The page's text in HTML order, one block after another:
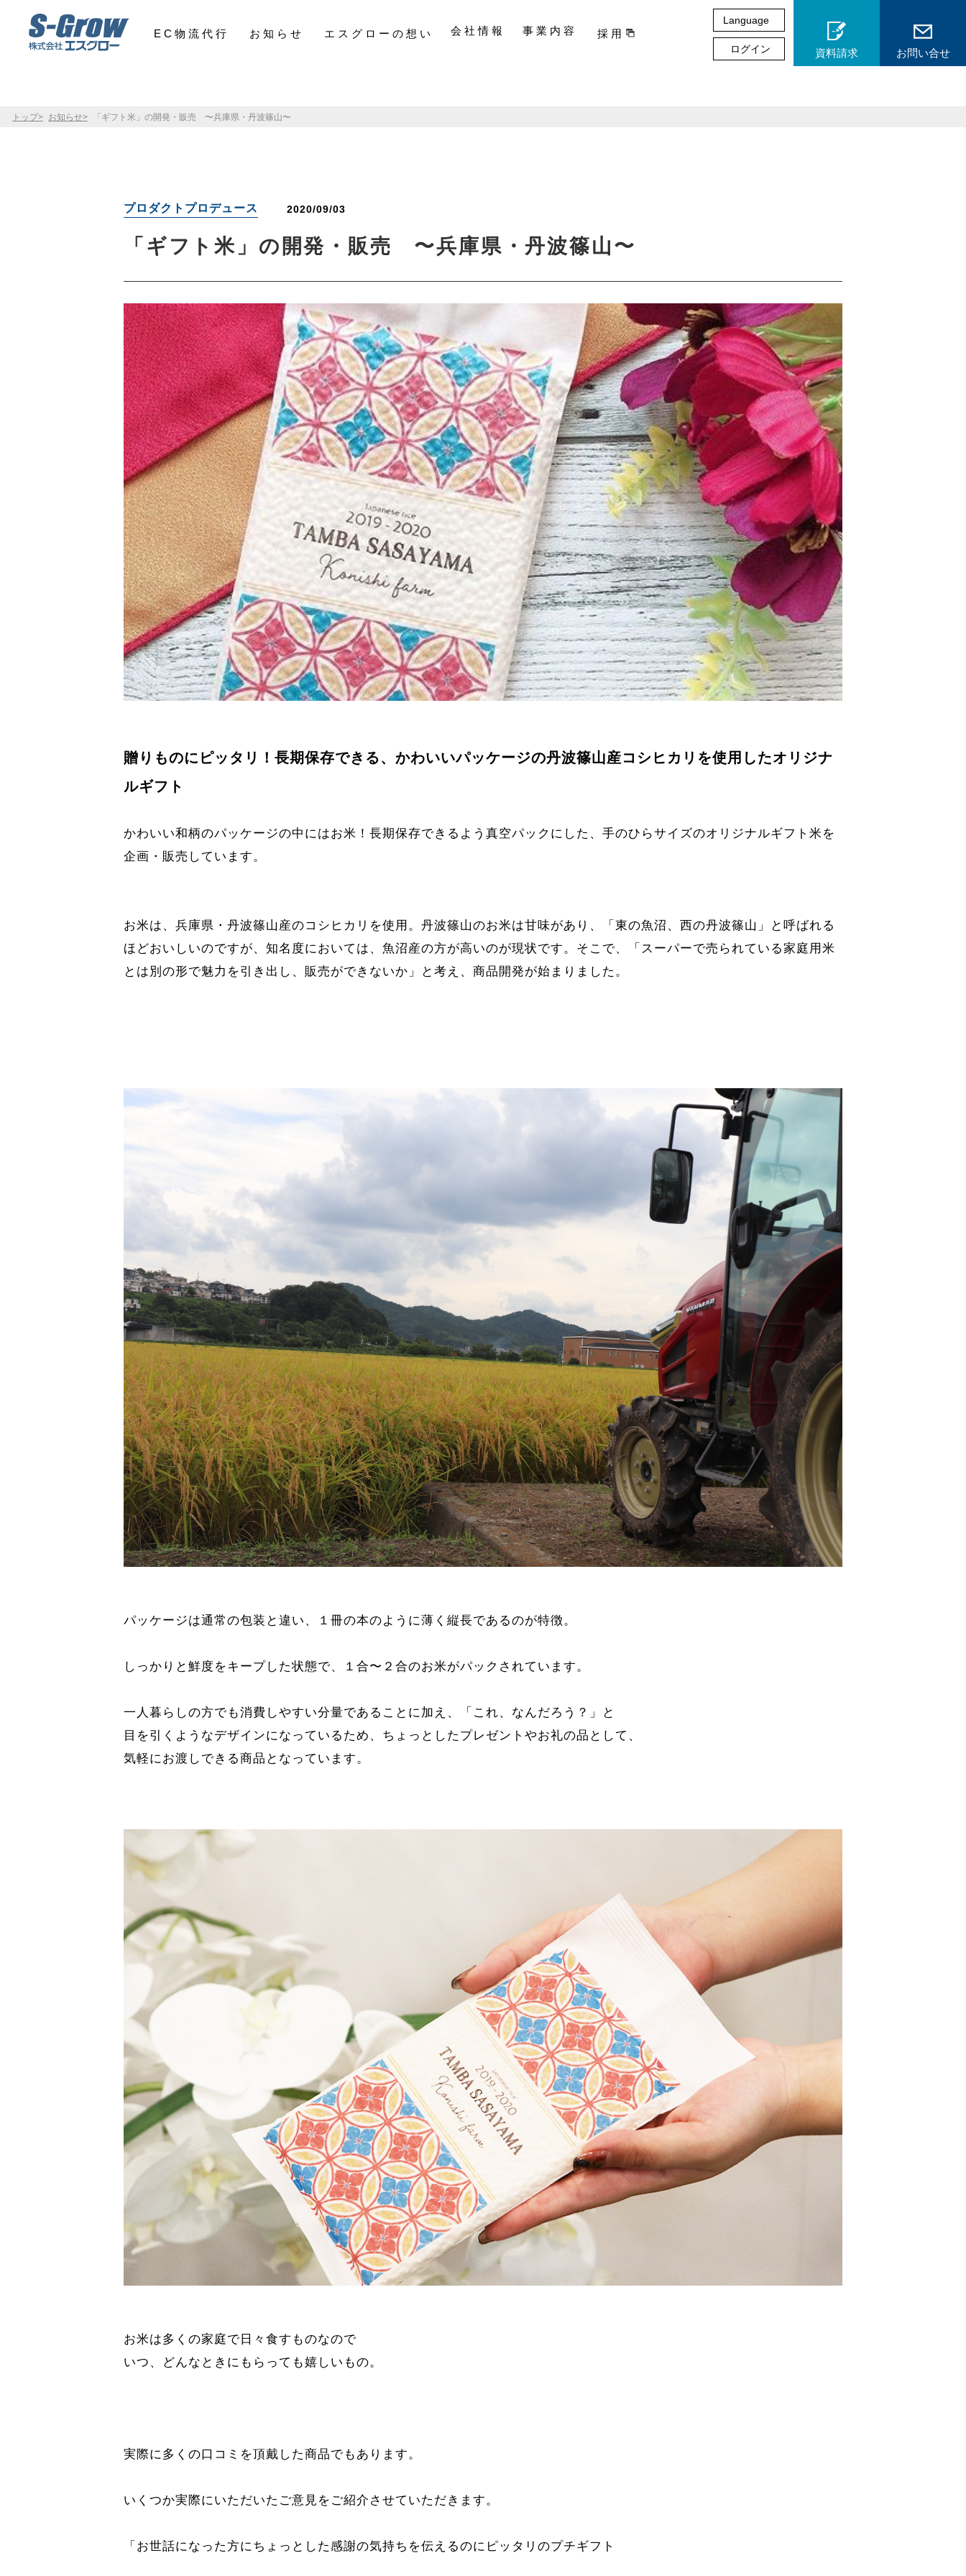
Warning: Trying to access array offset on null in /home/fairiel/s-grow.co.jp/public_html/admin/wp-content/themes/sgrow_/header.php
EC物流代行 お知らせ エスグローの想い 会社情報 事業内容 採用
Language
日本語
ログイン 資料請求 お問い合せ
トップ お知らせ 「ギフト米」の開発・販売 〜兵庫県・丹波篠山〜
プロダクトプロデュース 2020/09/03
「ギフト米」の開発・販売 〜兵庫県・丹波篠山〜
贈りものにピッタリ！長期保存できる、かわいいパッケージの丹波篠山産コシヒカリを使用したオリジナ
ルギフト
かわいい和柄のパッケージの中にはお米！長期保存できるよう真空パックにした、手のひらサイズのオリジナルギフト米を
企画・販売しています。
お米は、兵庫県・丹波篠山産のコシヒカリを使用。丹波篠山のお米は甘味があり、「東の魚沼、西の丹波篠山」と呼ばれる
ほどおいしいのですが、知名度においては、魚沼産の方が高いのが現状です。そこで、「スーパーで売られている家庭用米
とは別の形で魅力を引き出し、販売ができないか」と考え、商品開発が始まりました。
パッケージは通常の包装と違い、１冊の本のように薄く縦長であるのが特徴。
しっかりと鮮度をキープした状態で、１合〜２合のお米がパックされています。
一人暮らしの方でも消費しやすい分量であることに加え、「これ、なんだろう？」と
目を引くようなデザインになっているため、ちょっとしたプレゼントやお礼の品として、
気軽にお渡しできる商品となっています。
お米は多くの家庭で日々食すものなので
いつ、どんなときにもらっても嬉しいもの。
実際に多くの口コミを頂戴した商品でもあります。
いくつか実際にいただいたご意見をご紹介させていただきます。
「お世話になった方にちょっとした感謝の気持ちを伝えるのにピッタリのプチギフト